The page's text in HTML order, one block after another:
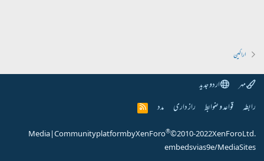
اراکین
مہر
اردو جدید
رابطہ قواعد و ضوابط راز داری مدد
R
S
Community platform by XenForo®© 2010-2022 XenForo Ltd.
|
Media
embeds via s9e/MediaSites